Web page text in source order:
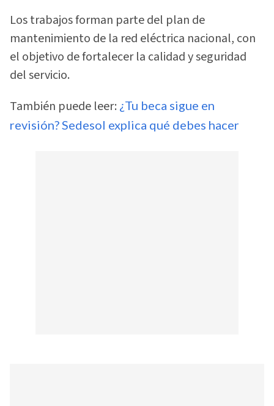
Los trabajos forman parte del plan de
mantenimiento de la red eléctrica nacional, con
el objetivo de fortalecer la calidad y seguridad
del servicio.
También puede leer: ¿Tu beca sigue en
revisión? Sedesol explica qué debes hacer